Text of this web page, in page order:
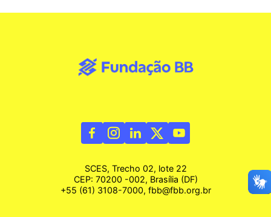
SCES, Trecho 02, lote 22
CEP: 70200 -002, Brasília (DF)
+55 (61) 3108-7000, fbb@fbb.org.br